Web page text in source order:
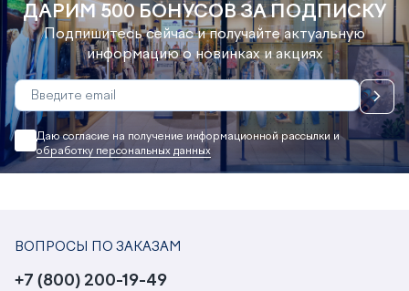
ДАРИМ 500 БОНУСОВ ЗА ПОДПИСКУ
Подпишитесь сейчас и получайте актуальную
информацию о новинках и акциях
Даю согласие на получение информационной рассылки и
обработку персональных данных
ВОПРОСЫ ПО ЗАКАЗАМ
+7 (800) 200-19-49